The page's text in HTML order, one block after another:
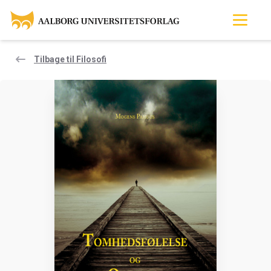
Tilbage til Filosofi